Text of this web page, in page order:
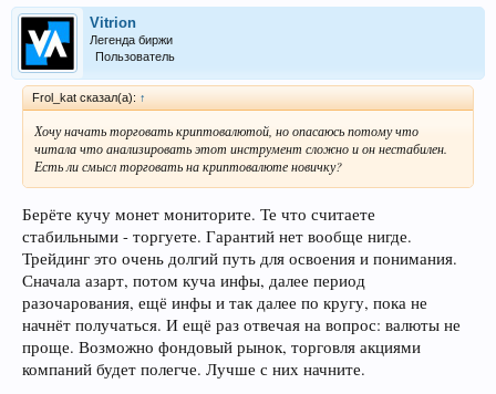
Vitrion
Легенда биржи
Пользователь
Frol_kat сказал(а): ↑
Хочу начать торговать криптовалютой, но опасаюсь потому что
читала что анализировать этот инструмент сложно и он нестабилен.
Есть ли смысл торговать на криптовалюте новичку?
Берёте кучу монет мониторите. Те что считаете
стабильными - торгуете. Гарантий нет вообще нигде.
Трейдинг это очень долгий путь для освоения и понимания.
Сначала азарт, потом куча инфы, далее период
разочарования, ещё инфы и так далее по кругу, пока не
начнёт получаться. И ещё раз отвечая на вопрос: валюты не
проще. Возможно фондовый рынок, торговля акциями
компаний будет полегче. Лучше с них начните.